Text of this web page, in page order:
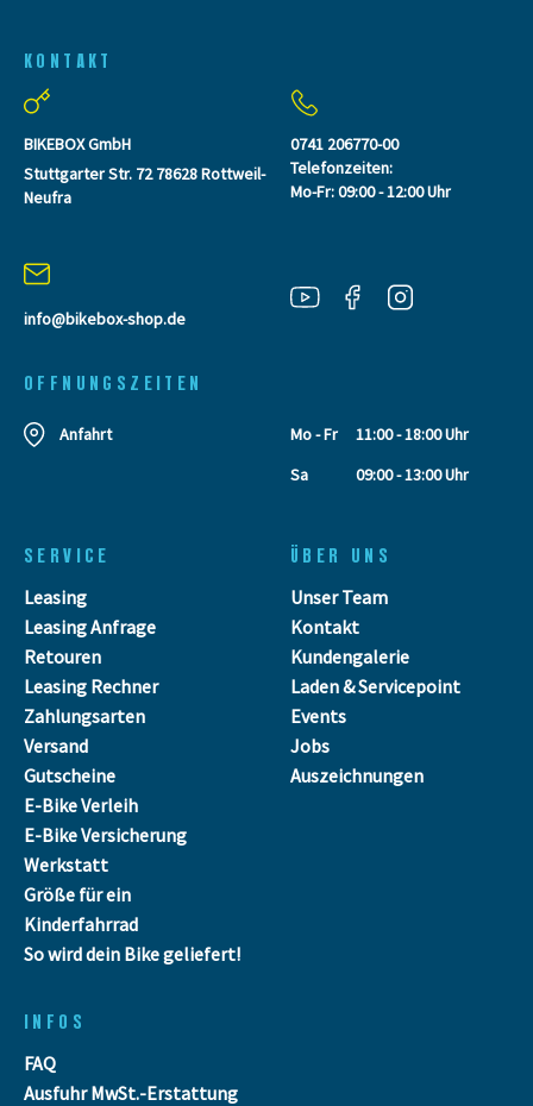
KONTAKT
BIKEBOX GmbH
Stuttgarter Str. 72 78628 Rottweil-
Neufra
info@bikebox-shop.de
0741 206770-00
Telefonzeiten:
Mo-Fr: 09:00 - 12:00 Uhr
OFFNUNGSZEITEN
Anfahrt Mo - Fr
11:00 - 18:00 Uhr
Sa
09:00 - 13:00 Uhr
SERVICE
Leasing
Leasing Anfrage
Retouren
Leasing Rechner
Zahlungsarten
Versand
Gutscheine
E-Bike Verleih
E-Bike Versicherung
Werkstatt
Größe für ein
Kinderfahrrad
So wird dein Bike geliefert!
ÜBER UNS
Unser Team
Kontakt
Kundengalerie
Laden & Servicepoint
Events
Jobs
Auszeichnungen
INFOS
FAQ
Ausfuhr MwSt.-Erstattung